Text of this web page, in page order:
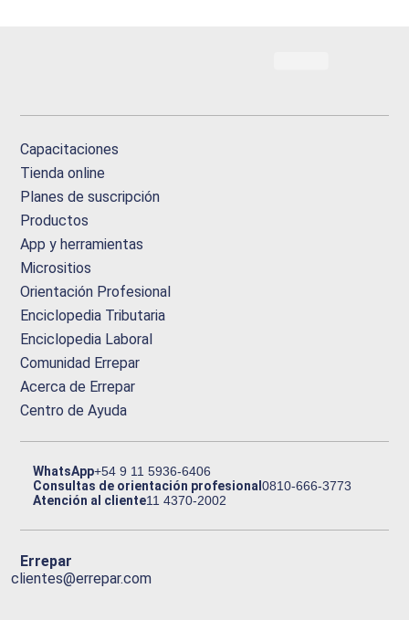
Capacitaciones
Tienda online
Planes de suscripción
Productos
App y herramientas
Micrositios
Orientación Profesional
Enciclopedia Tributaria
Enciclopedia Laboral
Comunidad Errepar
Acerca de Errepar
Centro de Ayuda
WhatsApp+54 9 11 5936-6406
Consultas de orientación profesional0810-666-3773
Atención al cliente11 4370-2002
Errepar
clientes@errepar.com